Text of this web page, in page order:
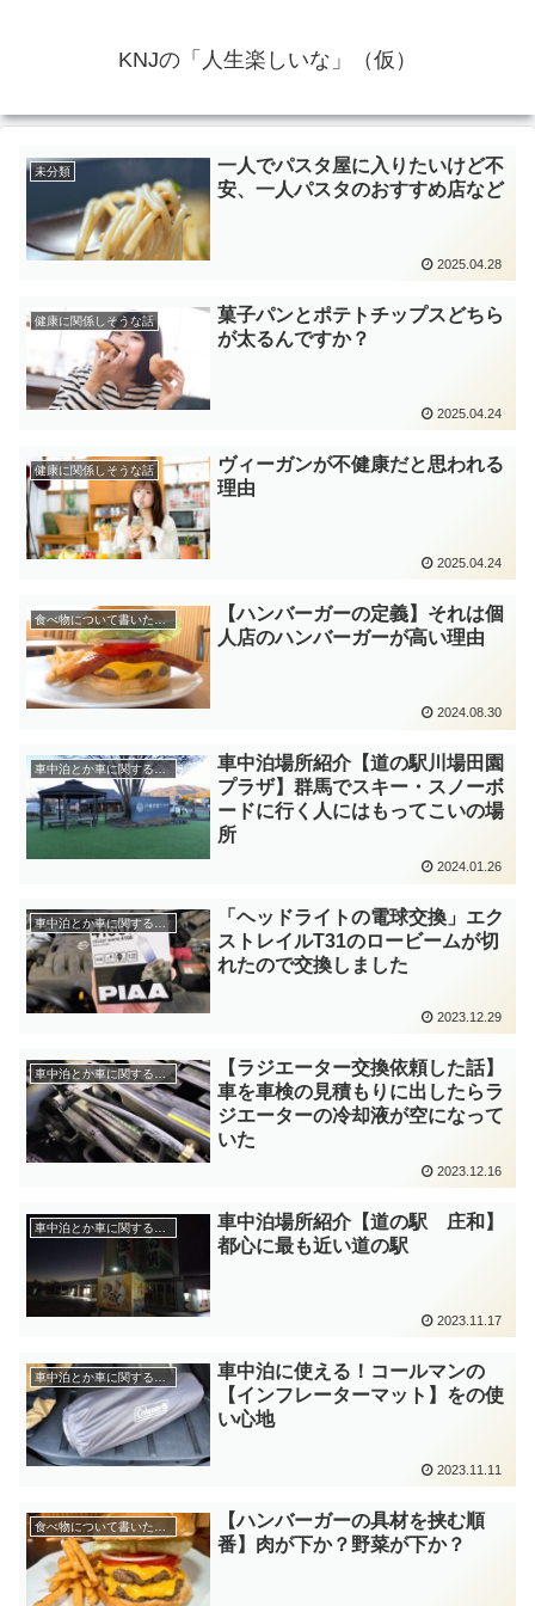
KNJの「人生楽しいな」（仮）
未分類
一人でパスタ屋に入りたいけど不
安、一人パスタのおすすめ店など
2025.04.28
健康に関係しそうな話
菓子パンとポテトチップスどちら
が太るんですか？
2025.04.24
健康に関係しそうな話
ヴィーガンが不健康だと思われる
理由
2025.04.24
食べ物について書いたお話
【ハンバーガーの定義】それは個
人店のハンバーガーが高い理由
2024.08.30
車中泊とか車に関するお話
車中泊場所紹介【道の駅川場田園
プラザ】群馬でスキー・スノーボ
ードに行く人にはもってこいの場
所
2024.01.26
車中泊とか車に関するお話
「ヘッドライトの電球交換」エク
ストレイルT31のロービームが切
れたので交換しました
2023.12.29
【ラジエーター交換依頼した話】
車を車検の見積もりに出したらラ
ジエーターの冷却液が空になって
いた
2023.12.16
車中泊場所紹介【道の駅 庄和】
都心に最も近い道の駅
2023.11.17
車中泊に使える！コールマンの
【インフレーターマット】をの使
い心地
2023.11.11
【ハンバーガーの具材を挟む順
番】肉が下か？野菜が下か？